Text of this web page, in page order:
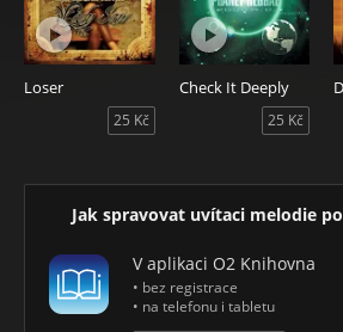
Loser
25 Kč
Check It Deeply
25 Kč
Jak spravovat uvítaci melodie
V aplikaci O2 Knihovna
• bez registrace
• na telefonu i tabletu